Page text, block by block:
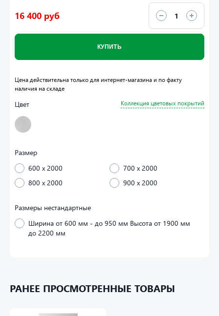
16 400 руб
КУПИТЬ
Цвет Коллекция цветовых покрытий
Размер
600 x 2000
700 x 2000
800 x 2000
900 x 2000
Размеры нестандартные
Ширина от 600 мм - до 950 мм Высота от 1900 мм
до 2200 мм
Цена действительна только для интернет-магазина и по факту
наличия на складе
РАНЕЕ ПРОСМОТРЕННЫЕ ТОВАРЫ